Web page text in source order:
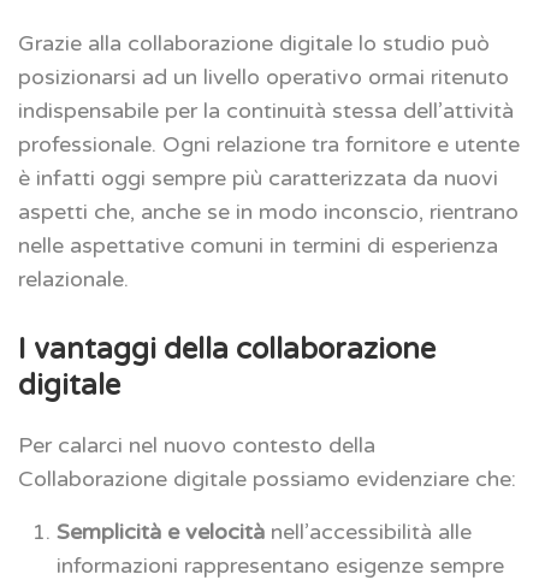
Grazie alla collaborazione digitale lo studio può
posizionarsi ad un livello operativo ormai ritenuto
indispensabile per la continuità stessa dell’attività
professionale. Ogni relazione tra fornitore e utente
è infatti oggi sempre più caratterizzata da nuovi
aspetti che, anche se in modo inconscio, rientrano
nelle aspettative comuni in termini di esperienza
relazionale.
I vantaggi della collaborazione
digitale
Per calarci nel nuovo contesto della
Collaborazione digitale possiamo evidenziare che:
Semplicità e velocità nell’accessibilità alle
informazioni rappresentano esigenze sempre